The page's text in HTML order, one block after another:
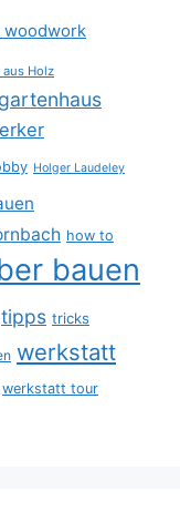
woodwork
aus Holz
gartenhaus
Holger Laudeley
how to
bauen
tipps tricks
werkstatt
werkstatt tour